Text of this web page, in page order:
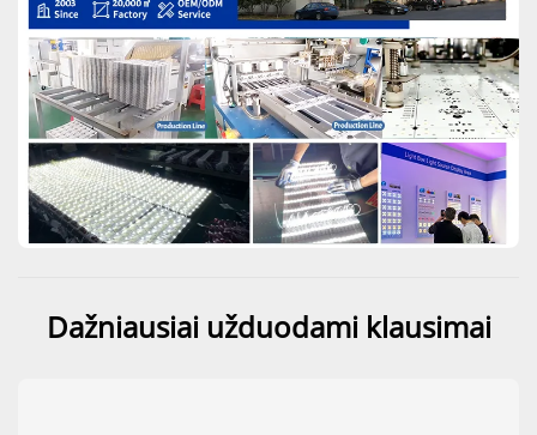
Dažniausiai užduodami klausimai